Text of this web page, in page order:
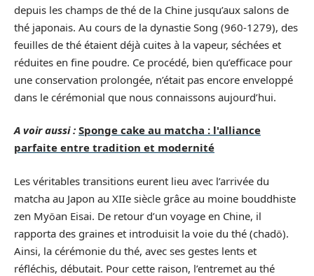
depuis les champs de thé de la Chine jusqu’aux salons de
thé japonais. Au cours de la dynastie Song (960-1279), des
feuilles de thé étaient déjà cuites à la vapeur, séchées et
réduites en fine poudre. Ce procédé, bien qu’efficace pour
une conservation prolongée, n’était pas encore enveloppé
dans le cérémonial que nous connaissons aujourd’hui.
A voir aussi : Sponge cake au matcha : l'alliance
parfaite entre tradition et modernité
Les véritables transitions eurent lieu avec l’arrivée du
matcha au Japon au XIIe siècle grâce au moine bouddhiste
zen Myōan Eisai. De retour d’un voyage en Chine, il
rapporta des graines et introduisit la voie du thé (chadō).
Ainsi, la cérémonie du thé, avec ses gestes lents et
réfléchis, débutait. Pour cette raison, l’entremet au thé